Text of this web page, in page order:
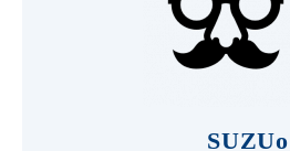
SUZUo